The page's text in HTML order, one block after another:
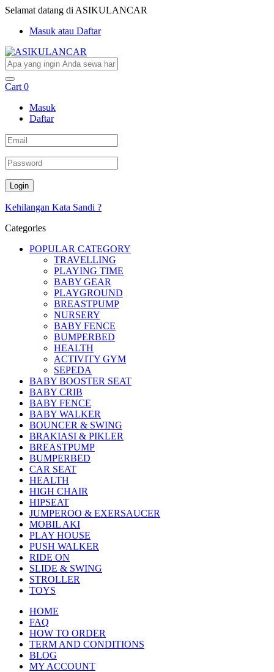
Selamat datang di ASIKULANCAR
Masuk atau Daftar
Cart 0
Masuk
Daftar
Kehilangan Kata Sandi ?
Categories
POPULAR CATEGORY
TRAVELLING
PLAYING TIME
BABY GEAR
PLAYGROUND
BREASTPUMP
NURSERY
BABY FENCE
BUMPERBED
HEALTH
ACTIVITY GYM
SEPEDA
BABY BOOSTER SEAT
BABY CRIB
BABY FENCE
BABY WALKER
BOUNCER & SWING
BRAKIASI & PIKLER
BREASTPUMP
BUMPERBED
CAR SEAT
HEALTH
HIGH CHAIR
HIPSEAT
JUMPEROO & EXERSAUCER
MOBIL AKI
PLAY HOUSE
PUSH WALKER
RIDE ON
SLIDE & SWING
STROLLER
TOYS
HOME
FAQ
HOW TO ORDER
TERM AND CONDITIONS
BLOG
MY ACCOUNT